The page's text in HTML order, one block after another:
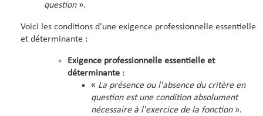
question».
Voici les conditions d'une exigence professionnelle essentielle
et déterminante :
Exigence professionnelle essentielle et
déterminante :
« La présence ou l'absence du critère en
question est une condition absolument
nécessaire à l'exercice de la fonction».